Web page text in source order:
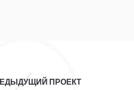
ПРОЕКТ